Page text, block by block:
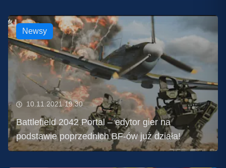
Newsy
10.11.2021 19:30
Battlefield 2042 Portal – edytor gier na
podstawie poprzednich BF-ów już działa!